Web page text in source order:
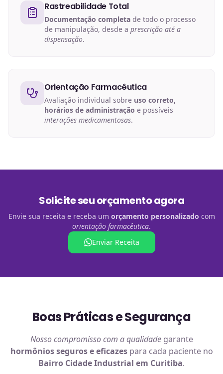
Rastreabilidade Total
Documentação completa de todo o processo
de manipulação, desde a prescrição até a
dispensação.
Orientação Farmacêutica
Avaliação individual sobre uso correto,
horários de administração e possíveis
interações medicamentosas.
Solicite seu orçamento agora
Envie sua receita e receba um orçamento personalizado com
orientação farmacêutica.
Enviar Receita
Boas Práticas e Segurança
Nosso compromisso com a qualidadegarante
hormôniosseguros e eficazespara cada paciente no
Bairro Cidade Industrial em Curitiba.